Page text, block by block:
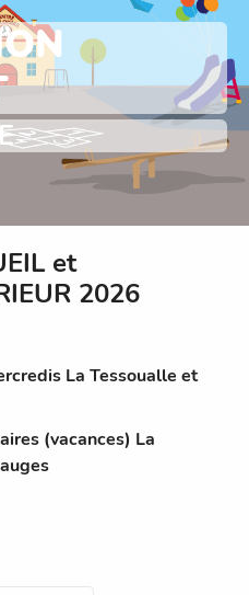
et
2026
La Tessoualle et
(vacances) La